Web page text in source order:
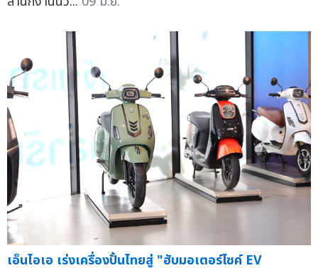
เอ็นไอเอ เร่งเครื่องปั้นไทยสู่ "ฮับมอเตอร์ไซค์ EV